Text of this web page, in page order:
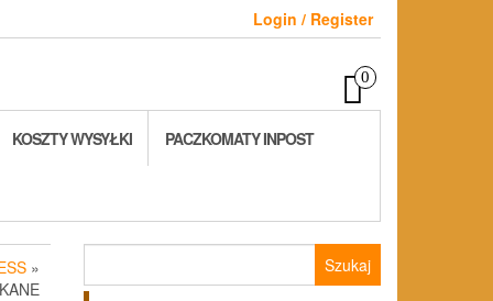
Login / Register
0
KOSZTY WYSYŁKI PACZKOMATY INPOST
»